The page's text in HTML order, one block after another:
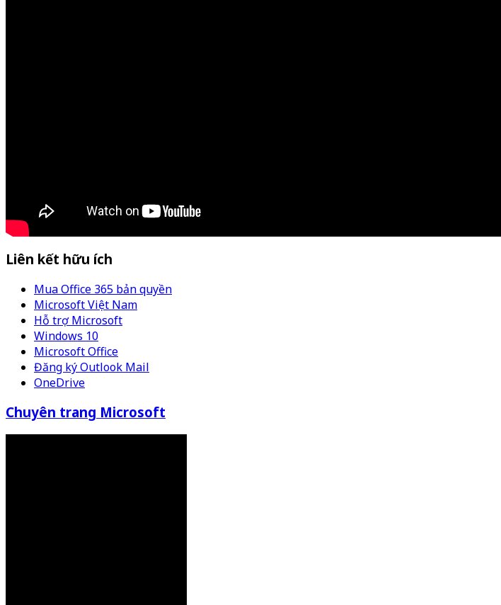
Liên kết hữu ích
Mua Office 365 bản quyền
Microsoft Việt Nam
Hỗ trợ Microsoft
Windows 10
Microsoft Office
Đăng ký Outlook Mail
OneDrive
Chuyên trang Microsoft